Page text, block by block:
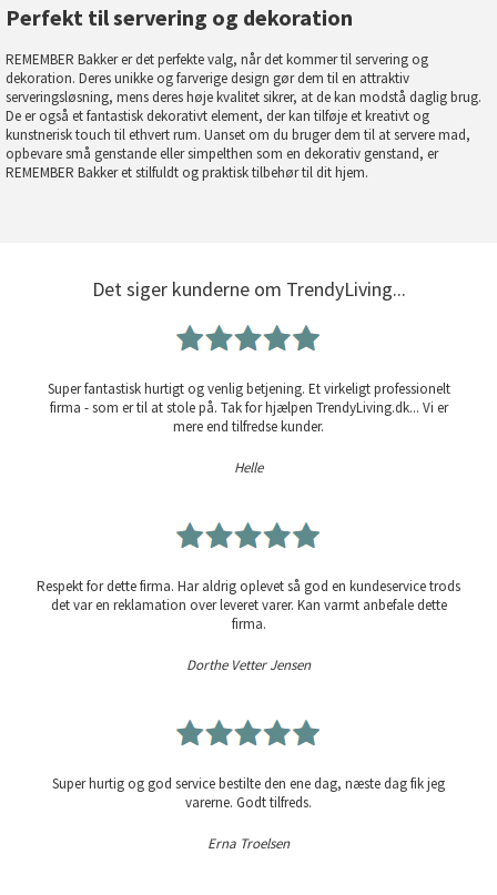
Perfekt til servering og dekoration
REMEMBER Bakker er det perfekte valg, når det kommer til servering og
dekoration. Deres unikke og farverige design gør dem til en attraktiv
serveringsløsning, mens deres høje kvalitet sikrer, at de kan modstå daglig brug.
De er også et fantastisk dekorativt element, der kan tilføje et kreativt og
kunstnerisk touch til ethvert rum. Uanset om du bruger dem til at servere mad,
opbevare små genstande eller simpelthen som en dekorativ genstand, er
REMEMBER Bakker et stilfuldt og praktisk tilbehør til dit hjem.
Det siger kunderne om TrendyLiving...
Super fantastisk hurtigt og venlig betjening. Et virkeligt professionelt
firma - som er til at stole på. Tak for hjælpen TrendyLiving.dk... Vi er
mere end tilfredse kunder.
Helle
Respekt for dette firma. Har aldrig oplevet så god en kundeservice trods
det var en reklamation over leveret varer. Kan varmt anbefale dette
firma.
Dorthe Vetter Jensen
Super hurtig og god service bestilte den ene dag, næste dag fik jeg
varerne. Godt tilfreds.
Erna Troelsen